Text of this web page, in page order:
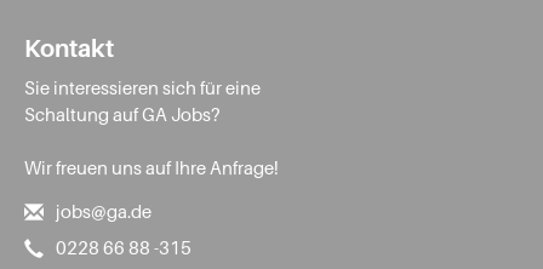
Kontakt
Sie interessieren sich für eine
Schaltung auf GA Jobs?
Wir freuen uns auf Ihre Anfrage!
jobs@ga.de
0228 66 88 -315